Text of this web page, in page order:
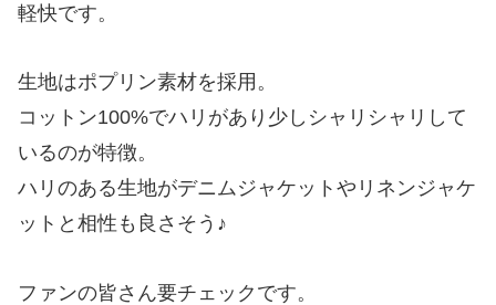
軽快です。
生地はポプリン素材を採用。
コットン100%でハリがあり少しシャリシャリして
いるのが特徴。
ハリのある生地がデニムジャケットやリネンジャケ
ットと相性も良さそう♪
ファンの皆さん要チェックです。